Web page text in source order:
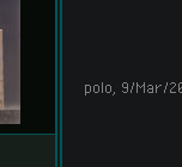
polo, 9/Mar/